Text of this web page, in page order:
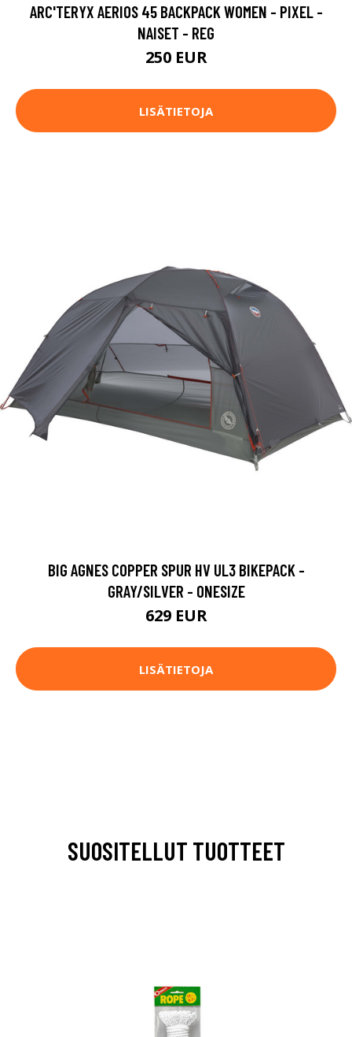
ARC'TERYX AERIOS 45 BACKPACK WOMEN - PIXEL -
NAISET - REG
250 EUR
LISÄTIETOJA
BIG AGNES COPPER SPUR HV UL3 BIKEPACK -
GRAY/SILVER - ONESIZE
629 EUR
LISÄTIETOJA
SUOSITELLUT TUOTTEET